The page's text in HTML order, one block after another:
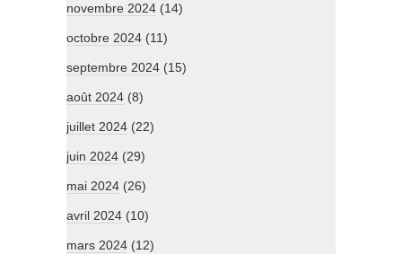
novembre 2024 (14)
octobre 2024 (11)
septembre 2024 (15)
août 2024 (8)
juillet 2024 (22)
juin 2024 (29)
mai 2024 (26)
avril 2024 (10)
mars 2024 (12)